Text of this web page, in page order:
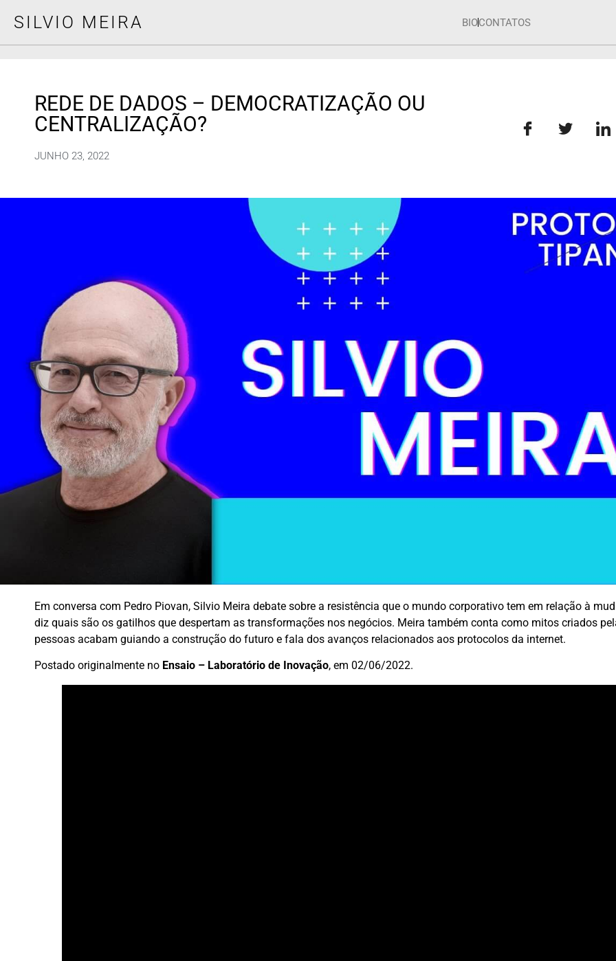
SILVIO MEIRA BIOCONTATOS
REDE DE DADOS – DEMOCRATIZAÇÃO OU
CENTRALIZAÇÃO?
JUNHO 23, 2022
Em conversa com Pedro Piovan, Silvio Meira debate sobre a resistência que o mundo corporativo tem em relação à
diz quais são os gatilhos que despertam as transformações nos negócios. Meira também conta como mitos criados
pessoas acabam guiando a construção do futuro e fala dos avanços relacionados aos protocolos da internet.
Postado originalmente no Ensaio – Laboratório de Inovação, em 02/06/2022.